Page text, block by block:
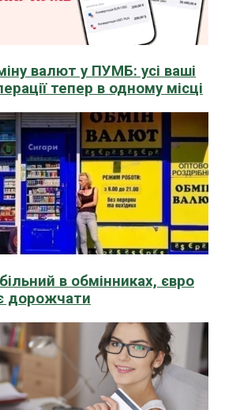
валют у ПУМБ: усі ваші
тепер в одному місці
в обмінниках, євро
дорожчати